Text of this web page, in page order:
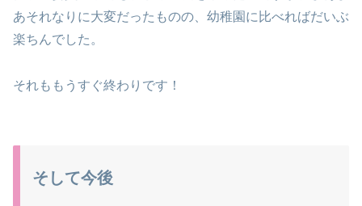
あそれなりに大変だったものの、幼稚園に比べればだいぶ
楽ちんでした。
それももうすぐ終わりです！
そして今後